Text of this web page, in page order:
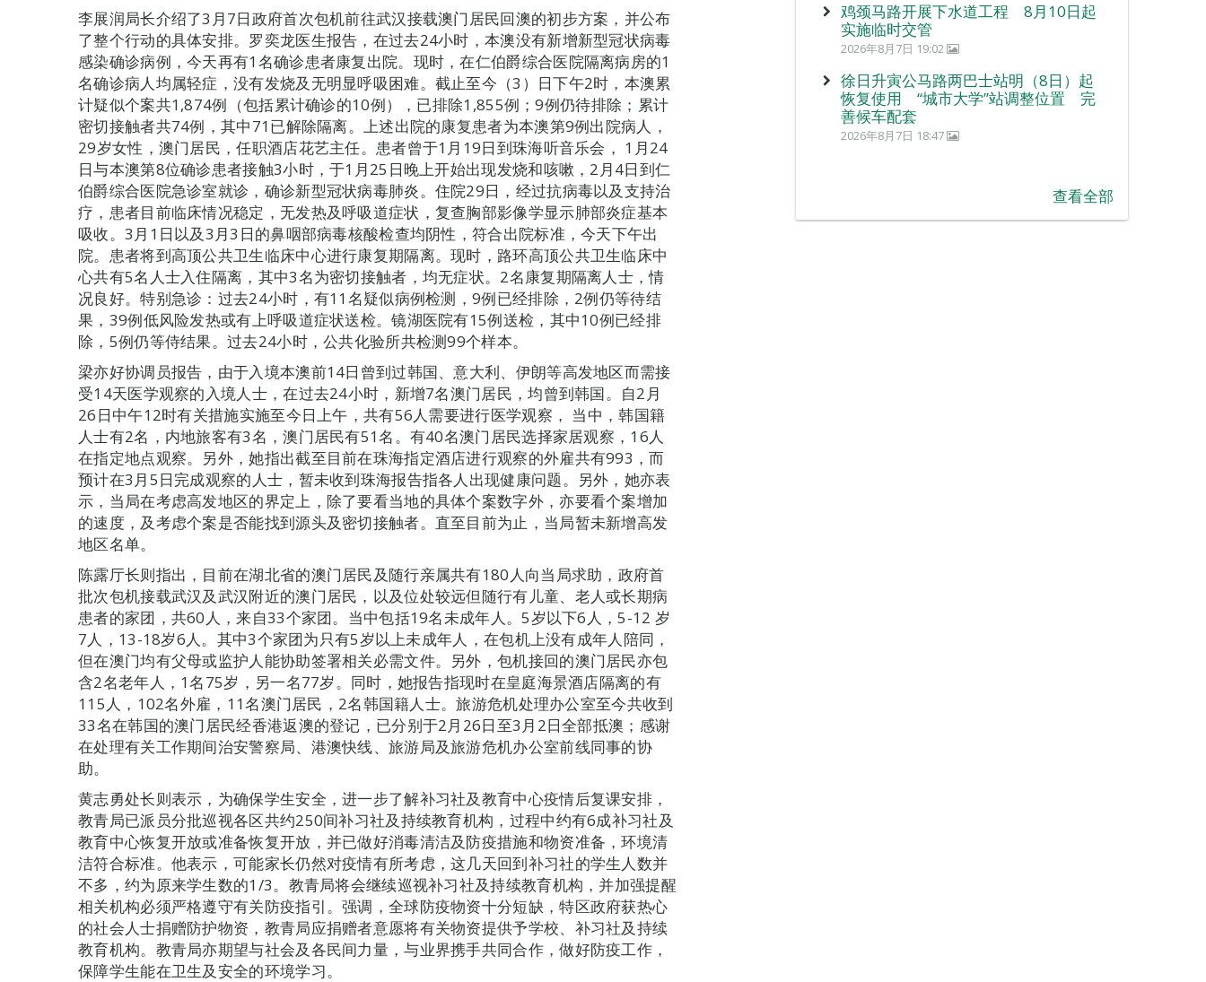
李展润局长介绍了3月7日政府首次包机前往武汉接载澳门居民回澳的初步方案，并公布
了整个行动的具体安排。罗奕龙医生报告，在过去24小时，本澳没有新增新型冠状病毒
感染确诊病例，今天再有1名确诊患者康复出院。现时，在仁伯爵综合医院隔离病房的1
名确诊病人均属轻症，没有发烧及无明显呼吸困难。截止至今（3）日下午2时，本澳累
计疑似个案共1,874例（包括累计确诊的10例），已排除1,855例；9例仍待排除；累计
密切接触者共74例，其中71已解除隔离。上述出院的康复患者为本澳第9例出院病人，
29岁女性，澳门居民，任职酒店花艺主任。患者曾于1月19日到珠海听音乐会， 1月24
日与本澳第8位确诊患者接触3小时，于1月25日晚上开始出现发烧和咳嗽，2月4日到仁
伯爵综合医院急诊室就诊，确诊新型冠状病毒肺炎。住院29日，经过抗病毒以及支持治
疗，患者目前临床情况稳定，无发热及呼吸道症状，复查胸部影像学显示肺部炎症基本
吸收。3月1日以及3月3日的鼻咽部病毒核酸检查均阴性，符合出院标准，今天下午出
院。患者将到高顶公共卫生临床中心进行康复期隔离。现时，路环高顶公共卫生临床中
心共有5名人士入住隔离，其中3名为密切接触者，均无症状。2名康复期隔离人士，情
况良好。特别急诊：过去24小时，有11名疑似病例检测，9例已经排除，2例仍等待结
果，39例低风险发热或有上呼吸道症状送检。镜湖医院有15例送检，其中10例已经排
除，5例仍等侍结果。过去24小时，公共化验所共检测99个样本。
梁亦好协调员报告，由于入境本澳前14日曾到过韩国、意大利、伊朗等高发地区而需接
受14天医学观察的入境人士，在过去24小时，新增7名澳门居民，均曾到韩国。自2月
26日中午12时有关措施实施至今日上午，共有56人需要进行医学观察， 当中，韩国籍
人士有2名，内地旅客有3名，澳门居民有51名。有40名澳门居民选择家居观察，16人
在指定地点观察。另外，她指出截至目前在珠海指定酒店进行观察的外雇共有993，而
预计在3月5日完成观察的人士，暂未收到珠海报告指各人出现健康问题。另外，她亦表
示，当局在考虑高发地区的界定上，除了要看当地的具体个案数字外，亦要看个案增加
的速度，及考虑个案是否能找到源头及密切接触者。直至目前为止，当局暂未新增高发
地区名单。
陈露厅长则指出，目前在湖北省的澳门居民及随行亲属共有180人向当局求助，政府首
批次包机接载武汉及武汉附近的澳门居民，以及位处较远但随行有儿童、老人或长期病
患者的家团，共60人，来自33个家团。当中包括19名未成年人。5岁以下6人，5-12 岁
7人，13-18岁6人。其中3个家团为只有5岁以上未成年人，在包机上没有成年人陪同，
但在澳门均有父母或监护人能协助签署相关必需文件。另外，包机接回的澳门居民亦包
含2名老年人，1名75岁，另一名77岁。同时，她报告指现时在皇庭海景酒店隔离的有
115人，102名外雇，11名澳门居民，2名韩国籍人士。旅游危机处理办公室至今共收到
33名在韩国的澳门居民经香港返澳的登记，已分别于2月26日至3月2日全部抵澳；感谢
在处理有关工作期间治安警察局、港澳快线、旅游局及旅游危机办公室前线同事的协
助。
黄志勇处长则表示，为确保学生安全，进一步了解补习社及教育中心疫情后复课安排，
教青局已派员分批巡视各区共约250间补习社及持续教育机构，过程中约有6成补习社及
教育中心恢复开放或准备恢复开放，并已做好消毒清洁及防疫措施和物资准备，环境清
洁符合标准。他表示，可能家长仍然对疫情有所考虑，这几天回到补习社的学生人数并
不多，约为原来学生数的1/3。教青局将会继续巡视补习社及持续教育机构，并加强提醒
相关机构必须严格遵守有关防疫指引。强调，全球防疫物资十分短缺，特区政府获热心
的社会人士捐赠防护物资，教青局应捐赠者意愿将有关物资提供予学校、补习社及持续
教育机构。教青局亦期望与社会及各民间力量，与业界携手共同合作，做好防疫工作，
保障学生能在卫生及安全的环境学习。
鸡颈马路开展下水道工程 8月10日起
实施临时交管
2026年8月7日 19:02
徐日升寅公马路两巴士站明（8日）起
恢复使用 “城市大学”站调整位置 完
善候车配套
2026年8月7日 18:47
查看全部